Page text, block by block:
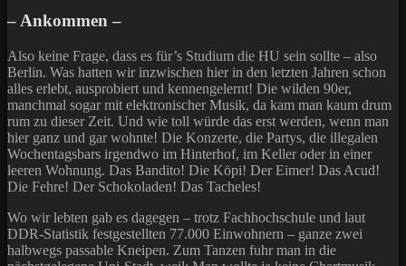
– Ankommen –
Also keine Frage, dass es für’s Studium die HU sein sollte – also
Berlin. Was hatten wir inzwischen hier in den letzten Jahren schon
alles erlebt, ausprobiert und kennengelernt! Die wilden 90er,
manchmal sogar mit elektronischer Musik, da kam man kaum drum
rum zu dieser Zeit. Und wie toll würde das erst werden, wenn man
hier ganz und gar wohnte! Die Konzerte, die Partys, die illegalen
Wochentagsbars irgendwo im Hinterhof, im Keller oder in einer
leeren Wohnung. Das Bandito! Die Köpi! Der Eimer! Das Acud!
Die Fehre! Der Schokoladen! Das Tacheles!
Wo wir lebten gab es dagegen – trotz Fachhochschule und laut
DDR-Statistik festgestellten 77.000 Einwohnern – ganze zwei
halbwegs passable Kneipen. Zum Tanzen fuhr man in die